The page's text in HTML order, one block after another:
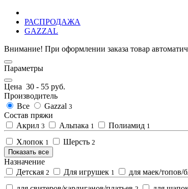
РАСПРОДАЖА
GAZZAL
Внимание! При оформлении заказа товар
Параметры
Цена 30 - 55 руб.
Производитель
Все
Gazzal 3
Состав пряжи
Акрил 3 Альпака 1 Полиамид 1
Хлопок 1 Шерсть 2
Показать все
Назначение
Детская 2 Для игрушек 1 для маек/топов/